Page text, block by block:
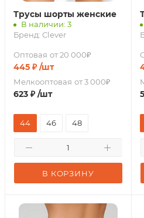
Трусы шорты женские
В наличии: 3
Бренд: Clever
Оптовая от 20 000₽
445 ₽ /шт
Мелкооптовая от 3 000₽
623 ₽ /шт
В КОРЗИНУ
44 46 48